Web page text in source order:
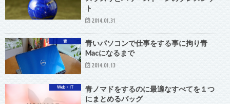
ト
2014.01.31
青
青いパソコンで仕事をする事に拘り青
Macになるまで
2014.01.13
Web・IT
青ノマドをするのに最適なすべてを１つ
にまとめるバッグ